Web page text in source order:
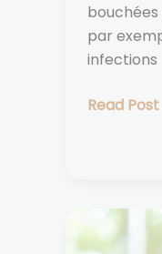
bouchées
par
infections
Read Post
dysphagie :